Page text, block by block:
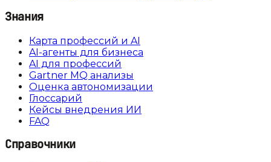
Знания
Карта профессий и AI
AI-агенты для бизнеса
AI для профессий
Gartner MQ анализы
Оценка автономизации
Глоссарий
Кейсы внедрения ИИ
FAQ
Справочники